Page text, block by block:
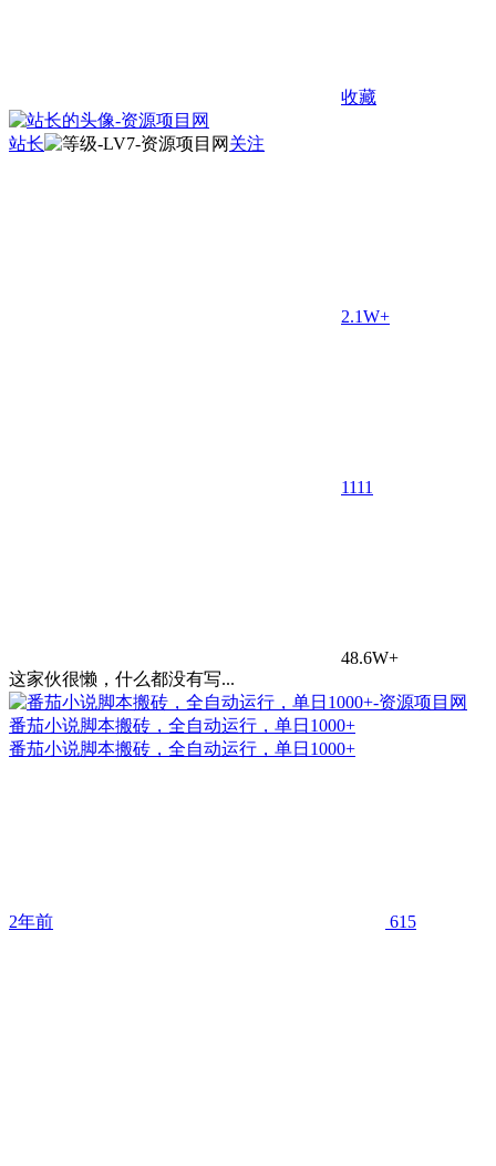
收藏
站长 关注
2.1W+
1111
48.6W+
这家伙很懒，什么都没有写...
番茄小说脚本搬砖，全自动运行，单日1000+
番茄小说脚本搬砖，全自动运行，单日1000+
2年前 615